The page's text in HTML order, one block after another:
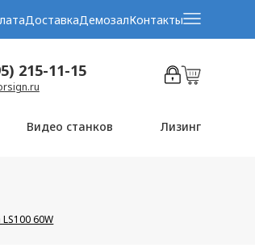
ДоставкаДемозалКонтакты
215-11-15
Видео станков Лизинг
60W